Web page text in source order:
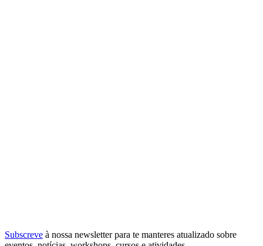
Subscreve à nossa newsletterpara te manteres atualizado sobre